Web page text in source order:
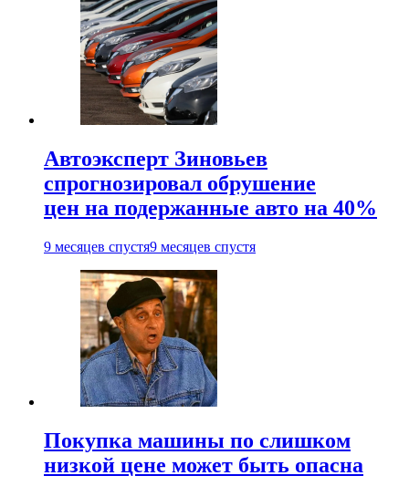
Автоэксперт Зиновьев
спрогнозировал обрушение
цен на подержанные авто на 40%
9 месяцев спустя9 месяцев спустя
Покупка машины по слишком
низкой цене может быть опасна